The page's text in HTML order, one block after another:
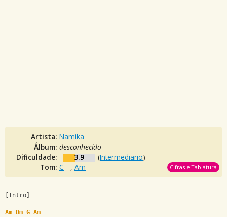
Artista: Namika
Álbum: desconhecido
Dificuldade:
3.9 (Intermediario)
Tom: C , Am Cifras e Tablatura
[Intro]
Am Dm G Am